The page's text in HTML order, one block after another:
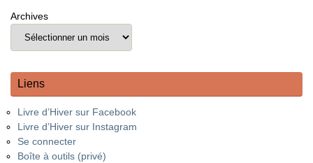
Archives
Liens
Livre d’Hiver sur Facebook
Livre d’Hiver sur Instagram
Se connecter
Boîte à outils (privé)